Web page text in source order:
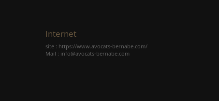
Internet
site : https://www.avocats-bernabe.com/
Mail : info@avocats-bernabe.com